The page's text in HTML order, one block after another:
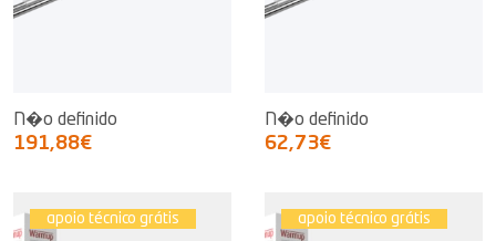
N�o definido
191,88€
N�o definido
62,73€
apoio técnico grátis apoio técnico grátis